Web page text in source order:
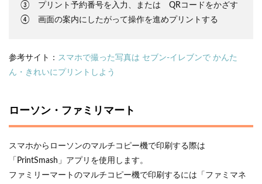
③ プリント予約番号を入力、または QRコードをかざす
④ 画面の案内にしたがって操作を進めプリントする
参考サイト： スマホで撮った写真は セブン‐イレブンで かんた
ん・きれいにプリントしよう
ローソン・ファミリマート
スマホからローソンのマルチコピー機で印刷する際は
「PrintSmash」アプリを使用します。
ファミリーマートのマルチコピー機で印刷するには「ファミマネ